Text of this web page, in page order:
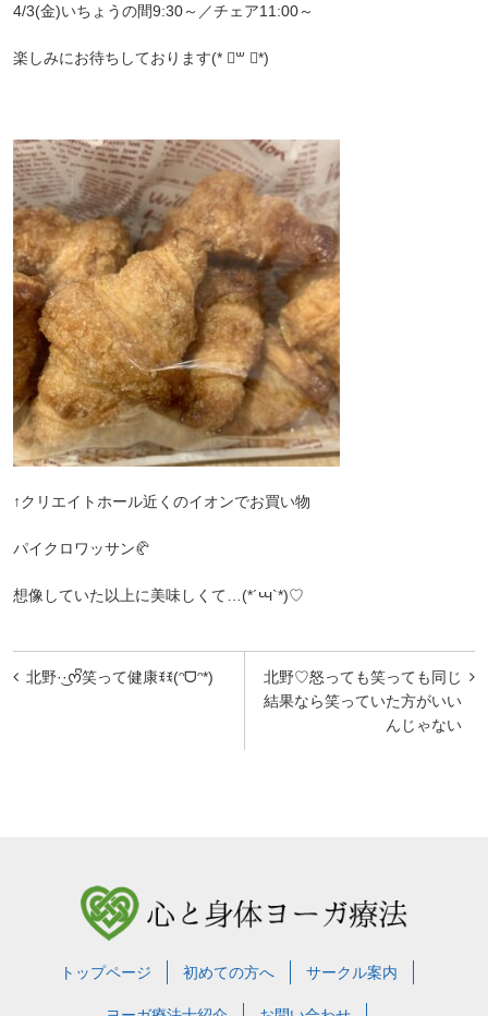
4/3(金)いちょうの間9:30～／チェア11:00～
楽しみにお待ちしております(* ॑꒳ ॑*)
↑クリエイトホール近くのイオンでお買い物
パイクロワッサン🥐
想像していた以上に美味しくて…(*´ꚇ`*)♡
投
北野♡怒っても笑っても同じ
結果なら笑っていた方がいい
んじゃない
北野·͜·ᰔᩚ笑って健康ꉂꉂ(ᵔᗜᵔ*)
トップページ 初めての方へ サークル案内